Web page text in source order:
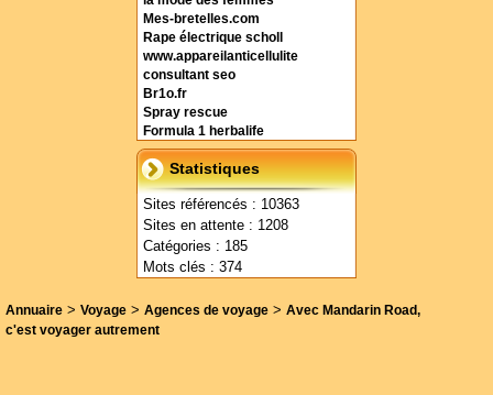
Mes-bretelles.com
Rape électrique scholl
www.appareilanticellulite
consultant seo
Br1o.fr
Spray rescue
Formula 1 herbalife
Statistiques
Sites référencés : 10363
Sites en attente : 1208
Catégories : 185
Mots clés : 374
Annuaire > Voyage > Agences de voyage > Avec Mandarin Road,
c'est voyager autrement